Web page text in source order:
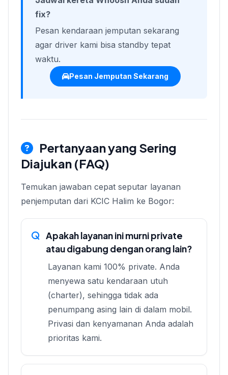
fix?
Pesan kendaraan jemputan sekarang
agar driver kami bisa standby tepat
waktu.
Pesan Jemputan Sekarang
Pertanyaan yang Sering
Diajukan (FAQ)
Temukan jawaban cepat seputar layanan
penjemputan dari KCIC Halim ke Bogor:
Apakah layanan ini murni private
atau digabung dengan orang lain?
Layanan kami 100% private. Anda
menyewa satu kendaraan utuh
(charter), sehingga tidak ada
penumpang asing lain di dalam mobil.
Privasi dan kenyamanan Anda adalah
prioritas kami.